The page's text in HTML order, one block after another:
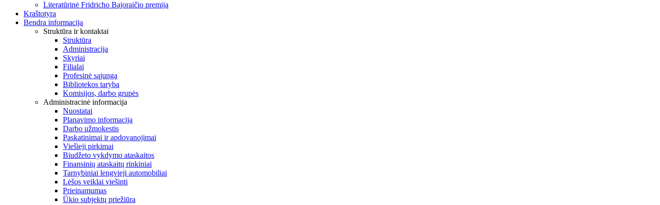
Literatūrinė Fridricho Bajoraičio premija
Kraštotyra
Bendra informacija
Struktūra ir kontaktai
Struktūra
Administracija
Skyriai
Filialai
Profesinė sąjunga
Bibliotekos taryba
Komisijos, darbo grupės
Administracinė informacija
Nuostatai
Planavimo informacija
Darbo užmokestis
Paskatinimai ir apdovanojimai
Viešieji pirkimai
Biudžeto vykdymo ataskaitos
Finansinių ataskaitų rinkiniai
Tarnybiniai lengvieji automobiliai
Lėšos veiklai viešinti
Prieinamumas
Ūkio subjektų priežiūra